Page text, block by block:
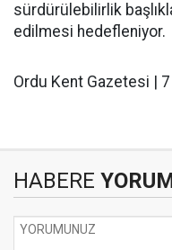
sürdürülebilirlik
edilmesi hedefleniyor.
Ordu Kent Gazetesi |
HABERE